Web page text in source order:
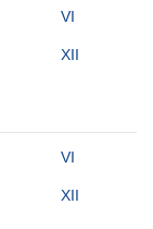
VI
XII
VI
XII